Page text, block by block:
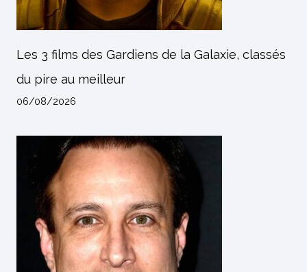
Les 3 films des Gardiens de la Galaxie, classés
du pire au meilleur
06/08/2026